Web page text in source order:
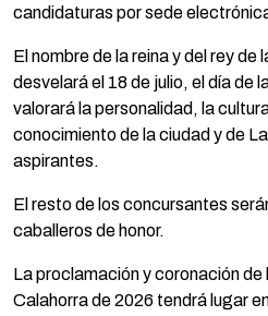
candidaturas por sede
El nombre de la reina y del rey
desvelará el 18 de julio, el día de
valorará la personalidad, la
conocimiento de la ciudad y de
aspirantes.
El resto de los concursantes
caballeros de honor.
La proclamación y coronación
Calahorra de 2026 tendrá lugar